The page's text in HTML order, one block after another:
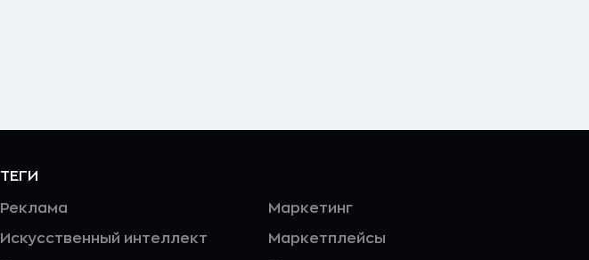
ТЕГИ
Реклама
Искусственный интеллект
Маркетинг
Маркетплейсы